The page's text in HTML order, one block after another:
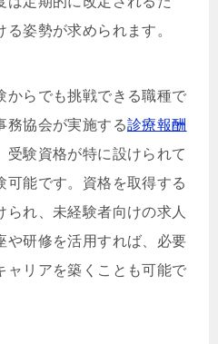
姿勢が求められます。
からでも挑戦できる職種で
務協会が実施する診療報酬
受験資格が特に設けられて
可能です。資格を取得する
られ、未経験者向けの求人
や研修を活用すれば、必要
ャリアを築くことも可能で